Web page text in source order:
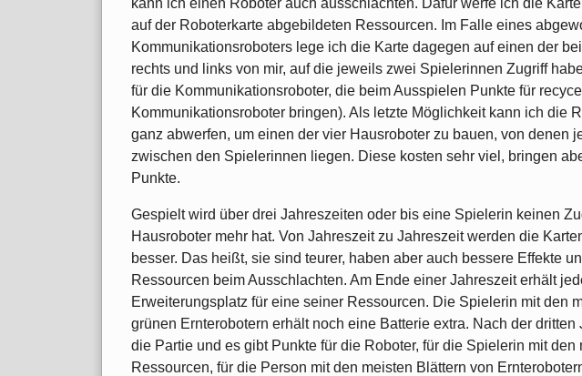
auf der Roboterkarte abgebildeten Ressourcen. Im Falle eines
Kommunikationsroboters lege ich die Karte dagegen auf einen der
rechts und links von mir, auf die jeweils zwei Spielerinnen Zugriff
für die Kommunikationsroboter, die beim Ausspielen Punkte für
Kommunikationsroboter bringen). Als letzte Möglichkeit kann ich die
ganz abwerfen, um einen der vier Hausroboter zu bauen, von denen
zwischen den Spielerinnen liegen. Diese kosten sehr viel, bringen
Punkte.
Gespielt wird über drei Jahreszeiten oder bis eine Spielerin keinen
Hausroboter mehr hat. Von Jahreszeit zu Jahreszeit werden die
besser. Das heißt, sie sind teurer, haben aber auch bessere Effekte
Ressourcen beim Ausschlachten. Am Ende einer Jahreszeit erhält
Erweiterungsplatz für eine seiner Ressourcen. Die Spielerin mit den
grünen Ernterobotern erhält noch eine Batterie extra. Nach der dritten
die Partie und es gibt Punkte für die Roboter, für die Spielerin mit den
Ressourcen, für die Person mit den meisten Blättern von